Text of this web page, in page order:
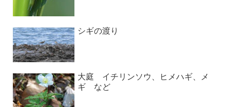
シギの渡り
大庭 イチリンソウ、ヒメハギ、メ
ギ など